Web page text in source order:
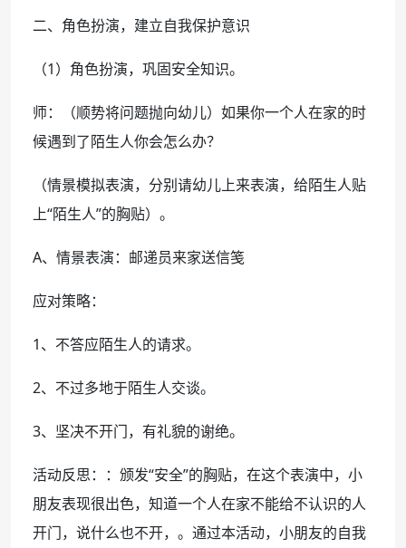
二、角色扮演，建立自我保护意识
（1）角色扮演，巩固安全知识。
师：（顺势将问题抛向幼儿）如果你一个人在家的时
候遇到了陌生人你会怎么办？
（情景模拟表演，分别请幼儿上来表演，给陌生人贴
上“陌生人”的胸贴）。
A、情景表演：邮递员来家送信笺
应对策略：
1、不答应陌生人的请求。
2、不过多地于陌生人交谈。
3、坚决不开门，有礼貌的谢绝。
活动反思：：颁发“安全”的胸贴，在这个表演中，小
朋友表现很出色，知道一个人在家不能给不认识的人
开门，说什么也不开，。通过本活动，小朋友的自我